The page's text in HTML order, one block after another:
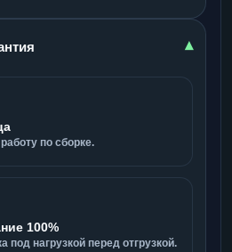
▾
по сборке.
100%
под нагрузкой перед отгрузкой.